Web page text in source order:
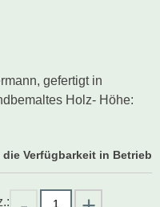
gefertigt in
Holz- Höhe:
die Verfügbarkeit in Betrieb